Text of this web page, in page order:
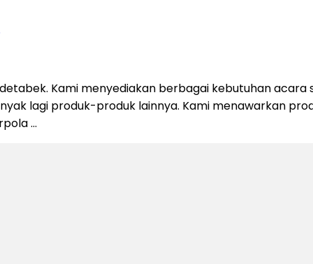
Kami menyediakan berbagai kebutuhan acara
lagi produk-produk lainnya. Kami menawarkan
…